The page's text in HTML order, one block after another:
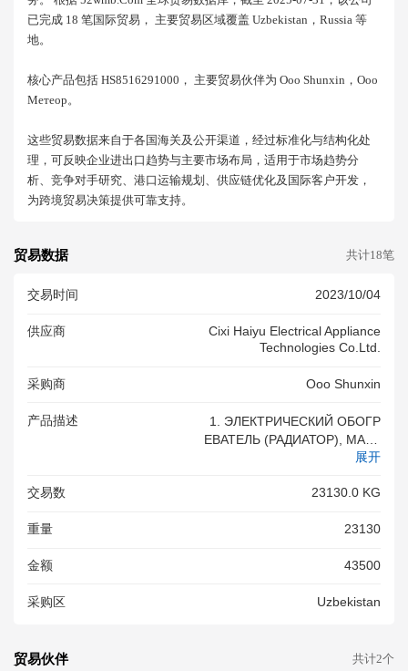
已完成 18 笔国际贸易， 主要贸易区域覆盖 Uzbekistan，russia 等
地。
核心产品包括 HS8516291000， 主要贸易伙伴为 Ooo Shunxin，ооо
Метеор。
这些贸易数据来自于各国海关及公开渠道，经过标准化与结构化处
理，可反映企业进出口趋势与主要市场布局，适用于市场趋势分
析、竞争对手研究、港口运输规划、供应链优化及国际客户开发，
为跨境贸易决策提供可靠支持。
贸易数据 共计18笔
交易时间 2023/10/04
供应商
Cixi Haiyu Electrical Appliance
Technologies Co.ltd.
采购商 Ooo Shunxin
产品描述
1. ЭЛЕКТРИЧЕСКИЙ ОБОГР
ЕВАТЕЛЬ (РАДИАТОР), МАРК
А - SHUNXIN, МОДЕЛЬ - HY-
ЯНЫЙ, 5 СЕКЦИОННЫЙ, С Т
И ТЕМПЕРАТУРЫ, МОЩНОС
- 220 / 240 В, ЧАСТОТА ТОК
О В КИТАЕ. - КОЛ.
展开
交易数 23130.0 KG
重量 23130
金额 43500
采购区 Uzbekistan
贸易伙伴 共计2个